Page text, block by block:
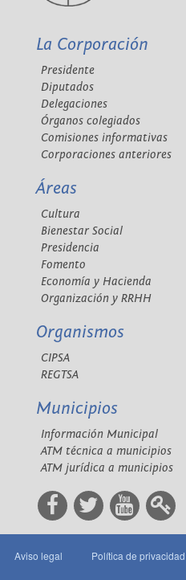
La Corporación
Presidente
Diputados
Delegaciones
Órganos colegiados
Comisiones informativas
Corporaciones anteriores
Áreas
Cultura
Bienestar Social
Presidencia
Fomento
Economía y Hacienda
Organización y RRHH
Organismos
CIPSA
REGTSA
Municipios
Información Municipal
ATM técnica a municipios
ATM jurídica a municipios
Aviso legal Política de privacidad